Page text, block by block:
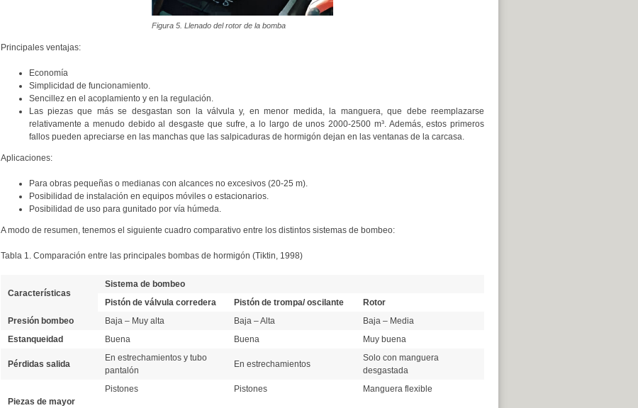
Figura 5. Llenado del rotor de la bomba
Principales ventajas:
Economía
Simplicidad de funcionamiento.
Sencillez en el acoplamiento y en la regulación.
Las piezas que más se desgastan son la válvula y, en menor medida, la manguera, que debe reemplazarse
relativamente a menudo debido al desgaste que sufre, a lo largo de unos 2000-2500 m³. Además, estos primeros
fallos pueden apreciarse en las manchas que las salpicaduras de hormigón dejan en las ventanas de la carcasa.
Aplicaciones:
Para obras pequeñas o medianas con alcances no excesivos (20-25 m).
Posibilidad de instalación en equipos móviles o estacionarios.
Posibilidad de uso para gunitado por vía húmeda.
A modo de resumen, tenemos el siguiente cuadro comparativo entre los distintos sistemas de bombeo:
Tabla 1. Comparación entre las principales bombas de hormigón (Tiktin, 1998)
Características
Sistema de bombeo
Pistón de válvula corredera
Pistón de trompa/ oscilante
Rotor
Presión bombeo
Baja – Muy alta Baja – Alta
Baja – Media
Estanqueidad
Buena Buena Muy buena
Pérdidas salida
En estrechamientos y tubo
pantalón
En estrechamientos
Solo con manguera
desgastada
Piezas de mayor
Pistones Pistones Manguera flexible